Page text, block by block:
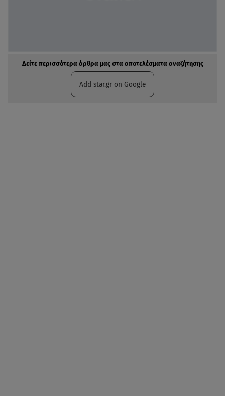
Δείτε περισσότερα άρθρα μας στα αποτελέσματα αναζήτησης
Add star.gr on Google